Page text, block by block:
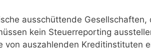
ausschüttende
kein Steuerreporting
von auszahlenden Kreditinstituten